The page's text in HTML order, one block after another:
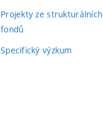
Projekty ze strukturálních
fondů
Specifický výzkum